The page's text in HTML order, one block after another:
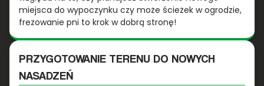
miejsca do wypoczynku czy może ścieżek w ogrodzie,
frezowanie pni to krok w dobrą stronę!
PRZYGOTOWANIE TERENU DO NOWYCH
NASADZEŃ